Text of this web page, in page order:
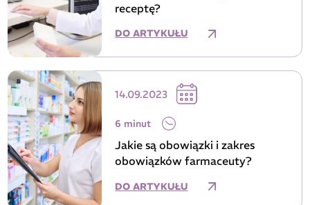
receptę?
DO ARTYKUŁU
14.09.2023
6 minut
Jakie są obowiązki i zakres
obowiązków farmaceuty?
DO ARTYKUŁU